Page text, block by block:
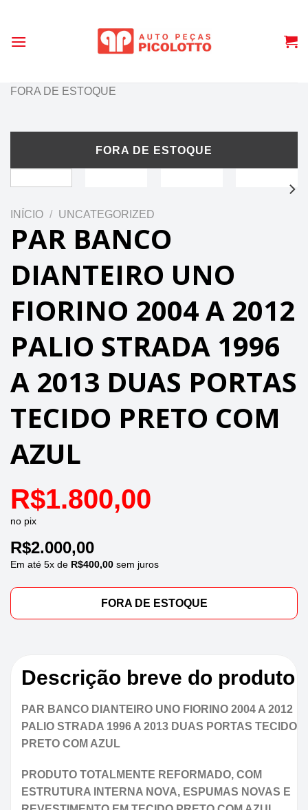
content
FORA DE ESTOQUE
INÍCIO / UNCATEGORIZED
PAR BANCO
DIANTEIRO UNO
FIORINO 2004 A 2012
PALIO STRADA 1996
A 2013 DUAS PORTAS
TECIDO PRETO COM
AZUL
R$1.800,00
no pix
R$2.000,00
Em até 5x de R$400,00 sem juros
FORA DE ESTOQUE
Descrição breve do produto
PAR BANCO DIANTEIRO UNO FIORINO 2004 A 2012
PALIO STRADA 1996 A 2013 DUAS PORTAS TECIDO
PRETO COM AZUL
PRODUTO TOTALMENTE REFORMADO, COM
ESTRUTURA INTERNA NOVA, ESPUMAS NOVAS E